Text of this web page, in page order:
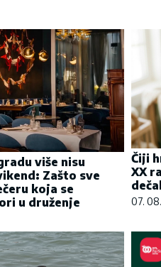
više nisu
Zašto sve
koja se
u druženje
Čiji
XX
07.